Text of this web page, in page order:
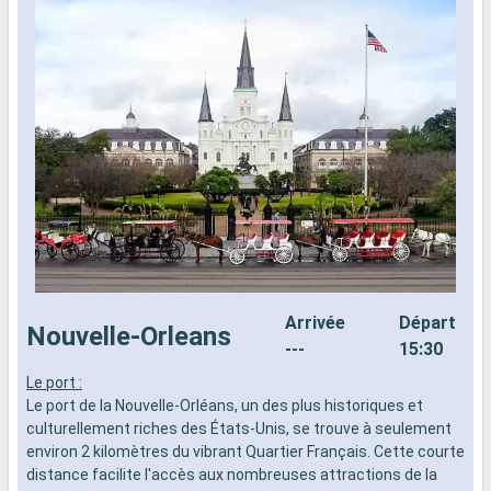
Nouvelle-Orleans
Arrivée
---
Départ
15:30
Le port :
Le port de la Nouvelle-Orléans, un des plus historiques et
culturellement riches des États-Unis, se trouve à seulement
environ 2 kilomètres du vibrant Quartier Français. Cette courte
distance facilite l'accès aux nombreuses attractions de la